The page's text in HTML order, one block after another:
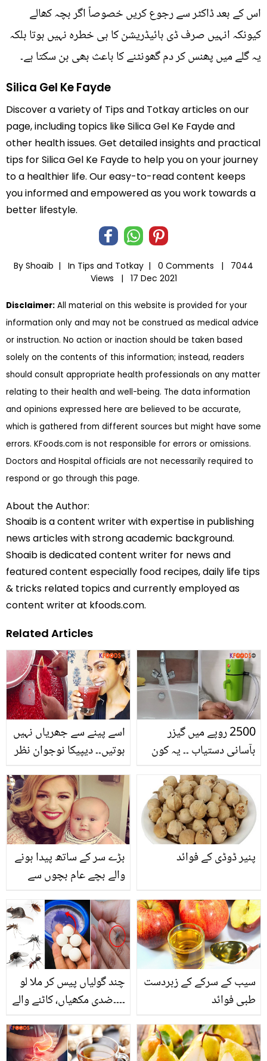
اس کے بعد ڈاکٹر سے رجوع کریں خصوصاً اگر بچہ کھالے
کیونکہ انہیں صرف ڈی ہائیڈریشن کا ہی خطرہ نہیں ہوتا بلکہ
یہ گلے میں پھنس کر دم گھونٹنے کا باعث بھی بن سکتا ہے۔
Silica Gel Ke Fayde
Discover a variety of Tips and Totkay articles on our
page, including topics like Silica Gel Ke Fayde and
other health issues. Get detailed insights and practical
tips for Silica Gel Ke Fayde to help you on your journey
to a healthier life. Our easy-to-read content keeps
you informed and empowered as you work towards a
better lifestyle.
By Shoaib | In Tips and Totkay | 0 Comments |
7044
Views |
17 Dec 2021
Disclaimer: All material on this website is provided for your
information only and may not be construed as medical advice
or instruction. No action or inaction should be taken based
solely on the contents of this information; instead, readers
should consult appropriate health professionals on any matter
relating to their health and well-being. The data information
and opinions expressed here are believed to be accurate,
which is gathered from different sources but might have some
errors. KFoods.com is not responsible for errors or omissions.
Doctors and Hospital officials are not necessarily required to
respond or go through this page.
About the Author:
Shoaib is a content writer with expertise in publishing
news articles with strong academic background.
Shoaib is dedicated content writer for news and
featured content especially food recipes, daily life tips
& tricks related topics and currently employed as
content writer at kfoods.com.
Related Articles
اسے پینے سے جھریاں نہیں
ہوتیں۔۔ دیپیکا نوجوان نظر
طرح بناتی ہیں؟
2500 روپے میں گیزر
بآسانی دستیاب ۔۔ یہ کون
بھی وقت آپ کو دے گرم
پانی اور بچائے گیس کے بل
کا خرچہ
بڑے سر کے ساتھ پیدا ہونے
والے بچے عام بچوں سے
ہیں؟
پنیر ڈوڈی کے فوائد
چند گولیاں پیس کر ملا لو
۔۔۔۔ضدی مکھیاں، کاٹنے والے
گھر سے بھاگ جائیں گے
سیب کے سرکے کے زبردست
طبی فوائد